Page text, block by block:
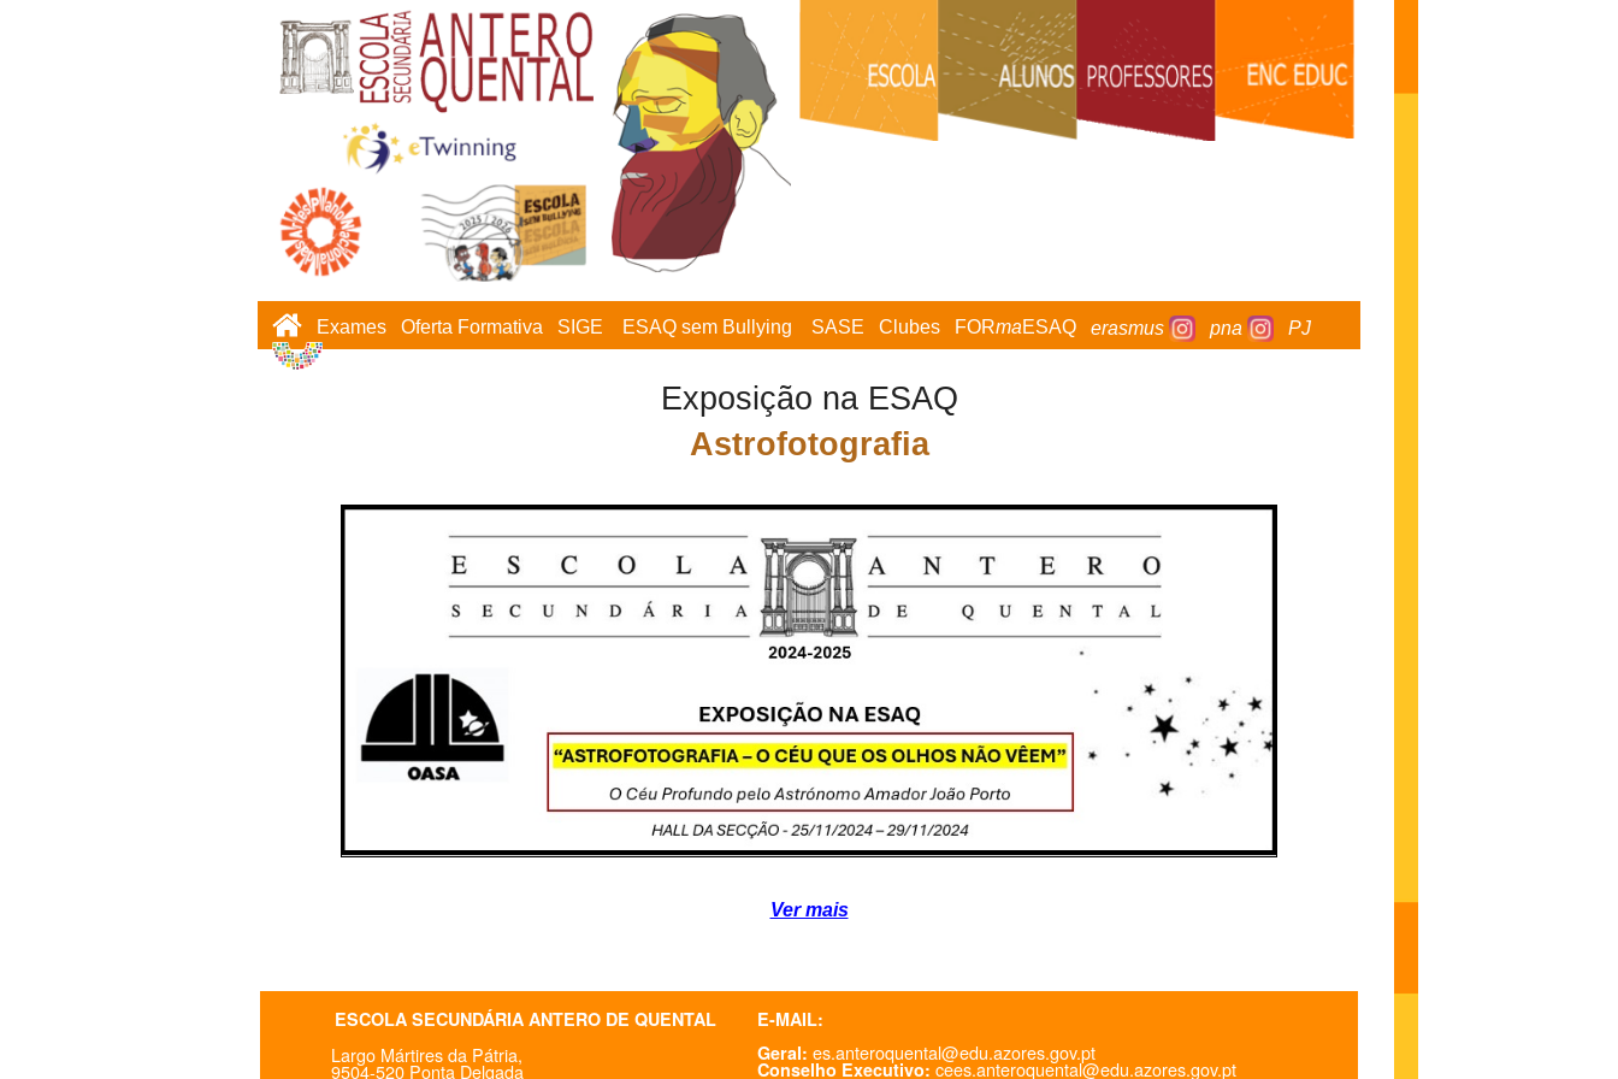
Exames Oferta Formativa SIGE ESAQ sem Bullying SASE Clubes FORmaESAQ erasmus pna PJ
Exposição na ESAQ
Astrofotografia
Ver mais
ESCOLA SECUNDÁRIA ANTERO DE QUENTAL
Largo Mártires da Pátria,
9504-520 Ponta Delgada
E-MAIL:
Geral: es.anteroquental@edu.azores.gov.pt
Conselho Executivo:cees.anteroquental@edu.azores.gov.pt